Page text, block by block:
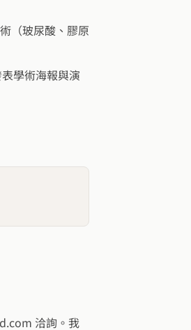
（玻尿酸、膠原
學術海報與演
洽詢。我